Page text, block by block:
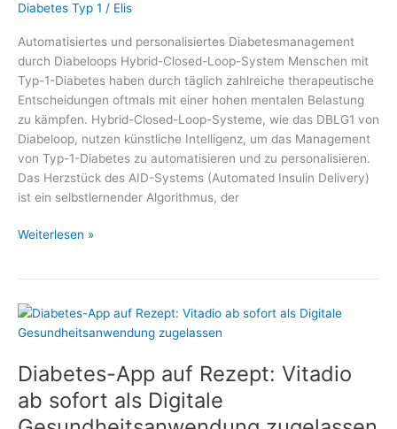
Diabetes Typ 1 / Elis
Automatisiertes und personalisiertes Diabetesmanagement
durch Diabeloops Hybrid-Closed-Loop-System Menschen mit
Typ-1-Diabetes haben durch täglich zahlreiche therapeutische
Entscheidungen oftmals mit einer hohen mentalen Belastung
zu kämpfen. Hybrid-Closed-Loop-Systeme, wie das DBLG1 von
Diabeloop, nutzen künstliche Intelligenz, um das Management
von Typ-1-Diabetes zu automatisieren und zu personalisieren.
Das Herzstück des AID-Systems (Automated Insulin Delivery)
ist ein selbstlernender Algorithmus, der
Automatisiertes
durch
Diabeloops
Closed-
Loop-
System
Weiterlesen »
Diabetes-App auf Rezept: Vitadio
ab sofort als Digitale